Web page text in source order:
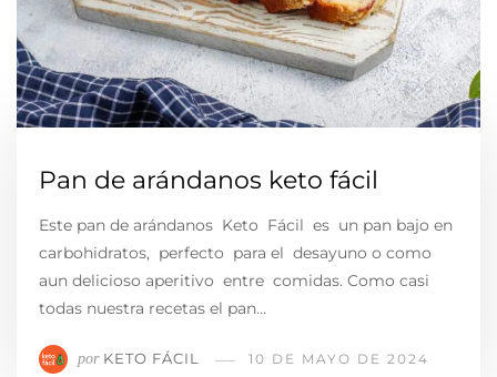
Pan de arándanos keto fácil
Este pan de arándanos Keto Fácil es un pan bajo en
carbohidratos, perfecto para el desayuno o como
aun delicioso aperitivo entre comidas. Como casi
todas nuestra recetas el pan…
por KETO FÁCIL 10 DE MAYO DE 2024